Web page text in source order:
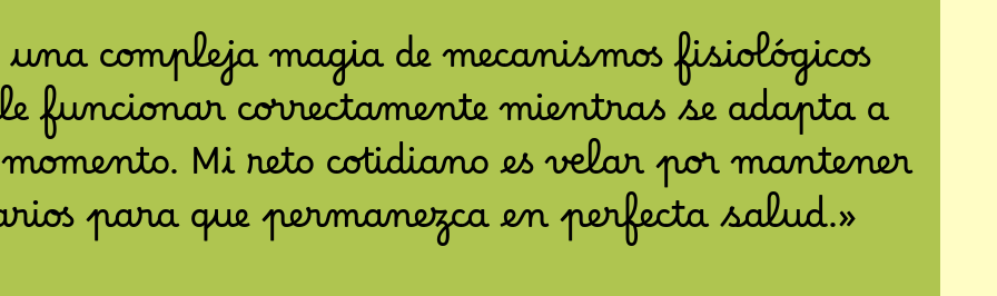
compleja magia de mecanismos fisiológicos
funcionar correctamente mientras se adapta a
Mi reto cotidiano es velar por mantener
para que permanezca en perfecta salud.»